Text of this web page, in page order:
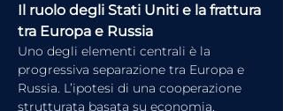
Il ruolo degli Stati Uniti e la frattura
tra Europa e Russia
Uno degli elementi centrali è la
progressiva separazione tra Europa e
Russia. L’ipotesi di una cooperazione
strutturata basata su economia,